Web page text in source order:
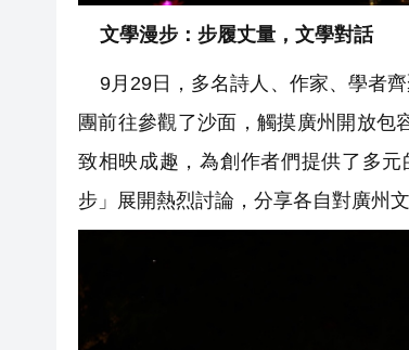
文學漫步：步履丈量，文學對話
9月29日，多名詩人、作家、學者
團前往參觀了沙面，觸摸廣州開放包
致相映成趣，為創作者們提供了多
步」展開熱烈討論，分享各自對廣州